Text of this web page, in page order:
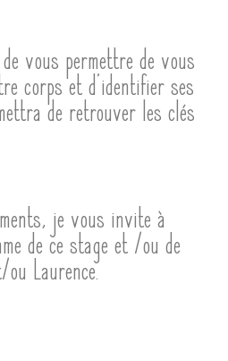
vous permettre de vous
corps et d’identifier ses
de retrouver les clés
je vous invite à
de ce stage et /ou de
Laurence.